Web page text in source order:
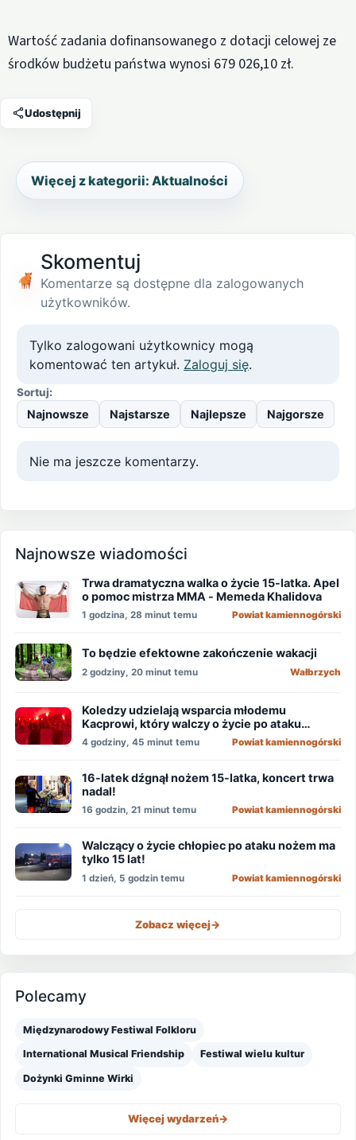
Wartość zadania dofinansowanego z dotacji celowej ze
środków budżetu państwa wynosi 679 026,10 zł.
Udostępnij
Więcej z kategorii: Aktualności
Skomentuj
Komentarze są dostępne dla zalogowanych
użytkowników.
Tylko zalogowani użytkownicy mogą
komentować ten artykuł. Zaloguj się.
Sortuj:
Najnowsze Najstarsze Najlepsze Najgorsze
Nie ma jeszcze komentarzy.
Najnowsze wiadomości
Trwa dramatyczna walka o życie 15-latka. Apel
o pomoc mistrza MMA - Memeda Khalidova
1 godzina, 28 minut temu Powiat kamiennogórski
To będzie efektowne zakończenie wakacji
2 godziny, 20 minut temu Wałbrzych
Koledzy udzielają wsparcia młodemu
Kacprowi, który walczy o życie po ataku
nożownika!
4 godziny, 45 minut temu Powiat kamiennogórski
16-latek dźgnął nożem 15-latka, koncert trwa
nadal!
16 godzin, 21 minut temu Powiat kamiennogórski
Walczący o życie chłopiec po ataku nożem ma
tylko 15 lat!
1 dzień, 5 godzin temu Powiat kamiennogórski
Zobacz więcej->
Polecamy
Międzynarodowy Festiwal Folkloru
International Musical Friendship Festiwal wielu kultur
Dożynki Gminne Wirki
Więcej wydarzeń->